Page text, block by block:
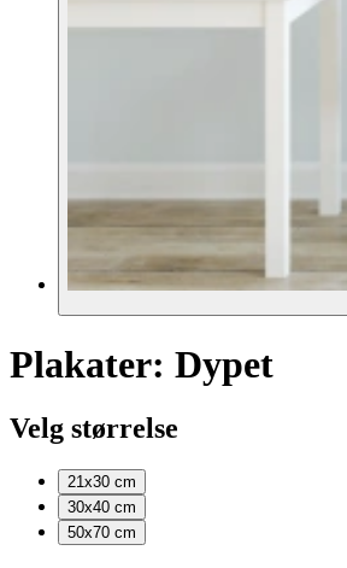
Plakater: Dypet
Velg størrelse
21x30 cm
30x40 cm
50x70 cm